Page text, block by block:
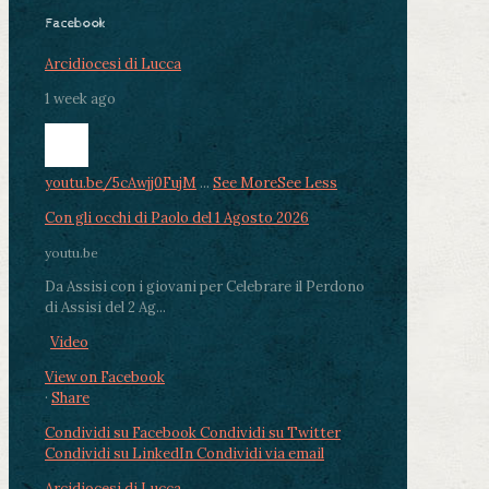
Facebook
Arcidiocesi di Lucca
1 week ago
youtu.be/5cAwjj0FujM ... See MoreSee Less
Con gli occhi di Paolo del 1 Agosto 2026
youtu.be
Da Assisi con i giovani per Celebrare il Perdono
di Assisi del 2 Ag...
Video
View on Facebook
· Share
Condividi su FacebookCondividi su Twitter
Condividi su LinkedInCondividi via email